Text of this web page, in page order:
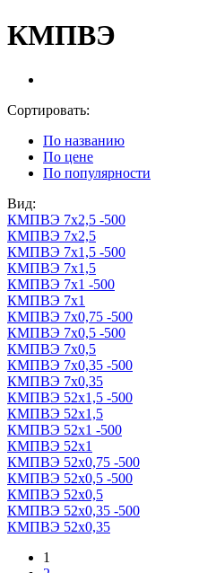
КМПВЭ
Сортировать:
По названию
По цене
По популярности
Вид:
КМПВЭ 7х2,5 -500
КМПВЭ 7х2,5
КМПВЭ 7х1,5 -500
КМПВЭ 7х1,5
КМПВЭ 7х1 -500
КМПВЭ 7х1
КМПВЭ 7х0,75 -500
КМПВЭ 7х0,5 -500
КМПВЭ 7х0,5
КМПВЭ 7х0,35 -500
КМПВЭ 7х0,35
КМПВЭ 52х1,5 -500
КМПВЭ 52х1,5
КМПВЭ 52х1 -500
КМПВЭ 52х1
КМПВЭ 52х0,75 -500
КМПВЭ 52х0,5 -500
КМПВЭ 52х0,5
КМПВЭ 52х0,35 -500
КМПВЭ 52х0,35
1